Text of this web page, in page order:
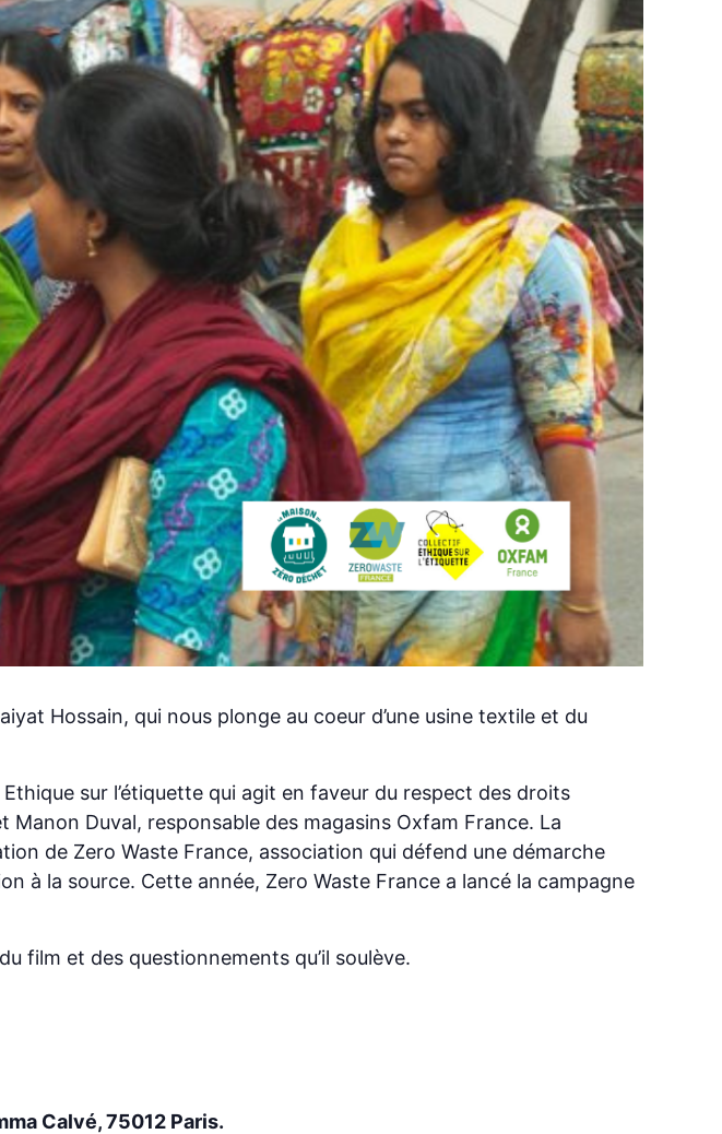
Hossain, qui nous plonge au coeur d’une usine textile et du
sur l’étiquette qui agit en faveur du respect des droits
Duval, responsable des magasins Oxfam France. La
de Zero Waste France, association qui défend une démarche
à la source. Cette année, Zero Waste France a lancé la campagne
film et des questionnements qu’il soulève.
Calvé, 75012 Paris.